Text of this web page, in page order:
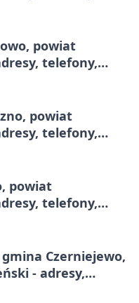
powiat
telefony,
powiat
telefony,
powiat
telefony,
Czerniejewo,
- adresy,